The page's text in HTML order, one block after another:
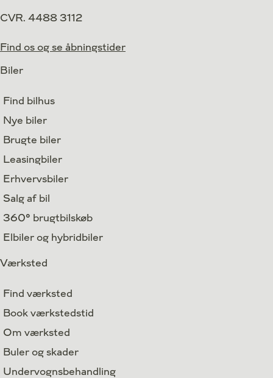
CVR. 4488 3112
Find os og se åbningstider
Biler
Find bilhus
Nye biler
Brugte biler
Leasingbiler
Erhvervsbiler
Salg af bil
360° brugtbilskøb
Elbiler og hybridbiler
Værksted
Find værksted
Book værkstedstid
Om værksted
Buler og skader
Undervognsbehandling